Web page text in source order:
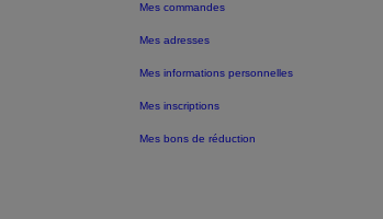
Mes commandes
Mes adresses
Mes informations personnelles
Mes inscriptions
Mes bons de réduction